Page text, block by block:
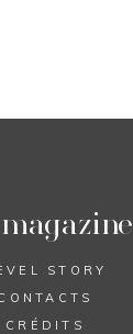
STORY
CRÉDITS